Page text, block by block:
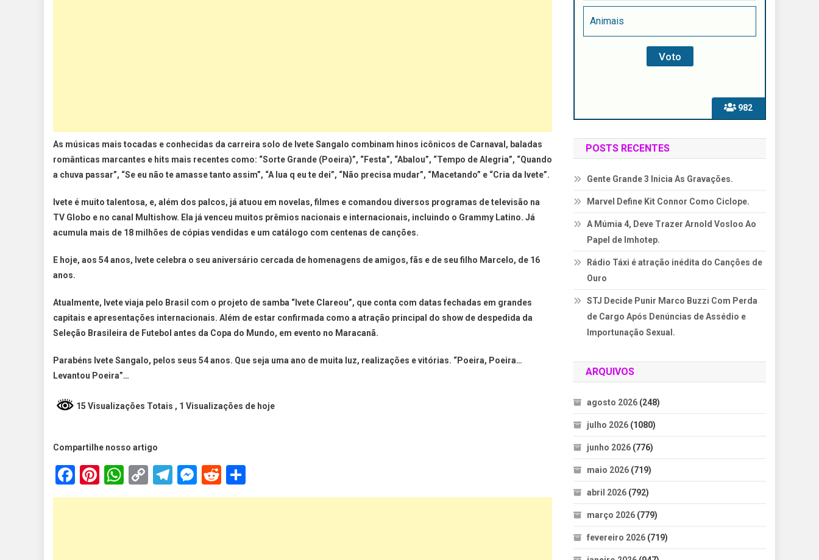
As músicas mais tocadas e conhecidas da carreira solo de Ivete Sangalo combinam hinos icônicos de Carnaval, baladas
românticas marcantes e hits mais recentes como: “Sorte Grande (Poeira)”, “Festa”, “Abalou”, “Tempo de Alegria”, “Quando
a chuva passar”, “Se eu não te amasse tanto assim”, “A lua q eu te dei”, “Não precisa mudar”, “Macetando” e “Cria da Ivete”.
Ivete é muito talentosa, e, além dos palcos, já atuou em novelas, filmes e comandou diversos programas de televisão na
TV Globo e no canal Multishow. Ela já venceu muitos prêmios nacionais e internacionais, incluindo o Grammy Latino. Já
acumula mais de 18 milhões de cópias vendidas e um catálogo com centenas de canções.
E hoje, aos 54 anos, Ivete celebra o seu aniversário cercada de homenagens de amigos, fãs e de seu filho Marcelo, de 16
anos.
Atualmente, Ivete viaja pelo Brasil com o projeto de samba “Ivete Clareou”, que conta com datas fechadas em grandes
capitais e apresentações internacionais. Além de estar confirmada como a atração principal do show de despedida da
Seleção Brasileira de Futebol antes da Copa do Mundo, em evento no Maracanã.
Parabéns Ivete Sangalo, pelos seus 54 anos. Que seja uma ano de muita luz, realizações e vitórias. “Poeira, Poeira…
Levantou Poeira”…
15 Visualizações Totais , 1 Visualizações de hoje
Compartilhe nosso artigo
Facebook
Pinterest
WhatsApp
Copy
Link
Telegram
Messenger
Reddit
982
Animais
POSTS RECENTES
Gente Grande 3 Inicia As Gravações.
Marvel Define Kit Connor Como Ciclope.
A Múmia 4, Deve Trazer Arnold Vosloo Ao
Papel de Imhotep.
Rádio Táxi é atração inédita do Canções de
Ouro
STJ Decide Punir Marco Buzzi Com Perda
de Cargo Após Denúncias de Assédio e
Importunação Sexual.
ARQUIVOS
agosto 2026 (248)
julho 2026 (1080)
junho 2026 (776)
maio 2026 (719)
abril 2026 (792)
março 2026 (779)
fevereiro 2026 (719)